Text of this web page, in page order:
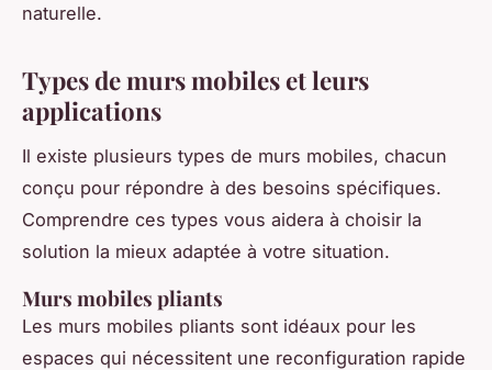
naturelle.
Types de murs mobiles et leurs
applications
Il existe plusieurs types de murs mobiles, chacun
conçu pour répondre à des besoins spécifiques.
Comprendre ces types vous aidera à choisir la
solution la mieux adaptée à votre situation.
Murs mobiles pliants
Les murs mobiles pliants sont idéaux pour les
espaces qui nécessitent une reconfiguration rapide